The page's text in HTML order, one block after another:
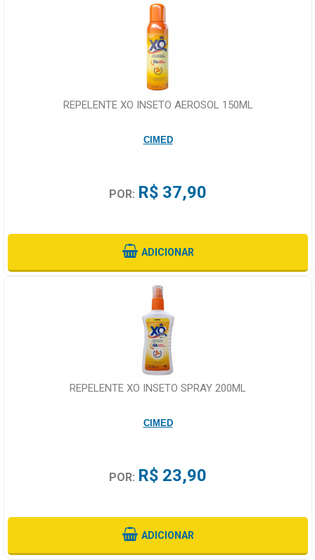
REPELENTE XO INSETO AEROSOL 150ML
CIMED
POR: R$ 37,90
ADICIONAR
REPELENTE XO INSETO SPRAY 200ML
CIMED
POR: R$ 23,90
ADICIONAR